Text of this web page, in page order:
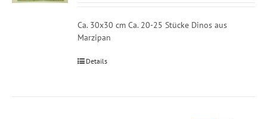
Ca. 30x30 cm Ca. 20-25 Stücke Dinos aus
Marzipan
Details